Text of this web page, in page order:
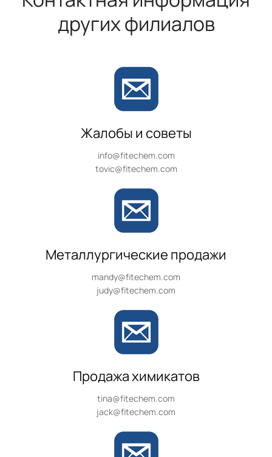
других филиалов
Жалобы и советы
info@fitechem.com
tovic@fitechem.com
Металлургические продажи
mandy@fitechem.com
judy@fitechem.com
Продажа химикатов
tina@fitechem.com
jack@fitechem.com